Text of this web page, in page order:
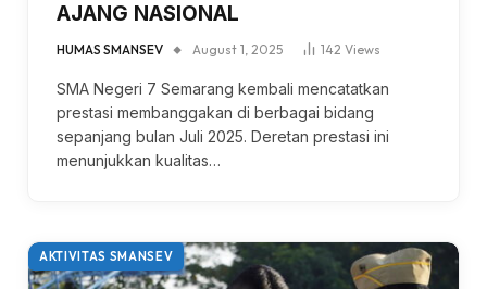
AJANG NASIONAL
HUMAS SMANSEV August 1, 2025 142 Views
SMA Negeri 7 Semarang kembali mencatatkan
prestasi membanggakan di berbagai bidang
sepanjang bulan Juli 2025. Deretan prestasi ini
menunjukkan kualitas…
AKTIVITAS SMANSEV